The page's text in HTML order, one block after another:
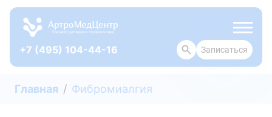
+7 (495) 104-44-16 Записаться
Главная
Фибромиалгия